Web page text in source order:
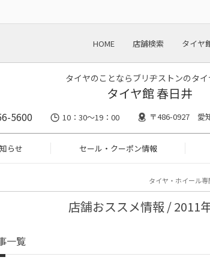
HOME 店舗検索 タイヤ
タイヤのことならブリヂストンのタ
タイヤ館 春日井
5600 10：30～19：00 〒486-0927 愛
らせ セール・クーポン情報
タイヤ・ホイール
店舗おススメ情報 / 2011
一覧